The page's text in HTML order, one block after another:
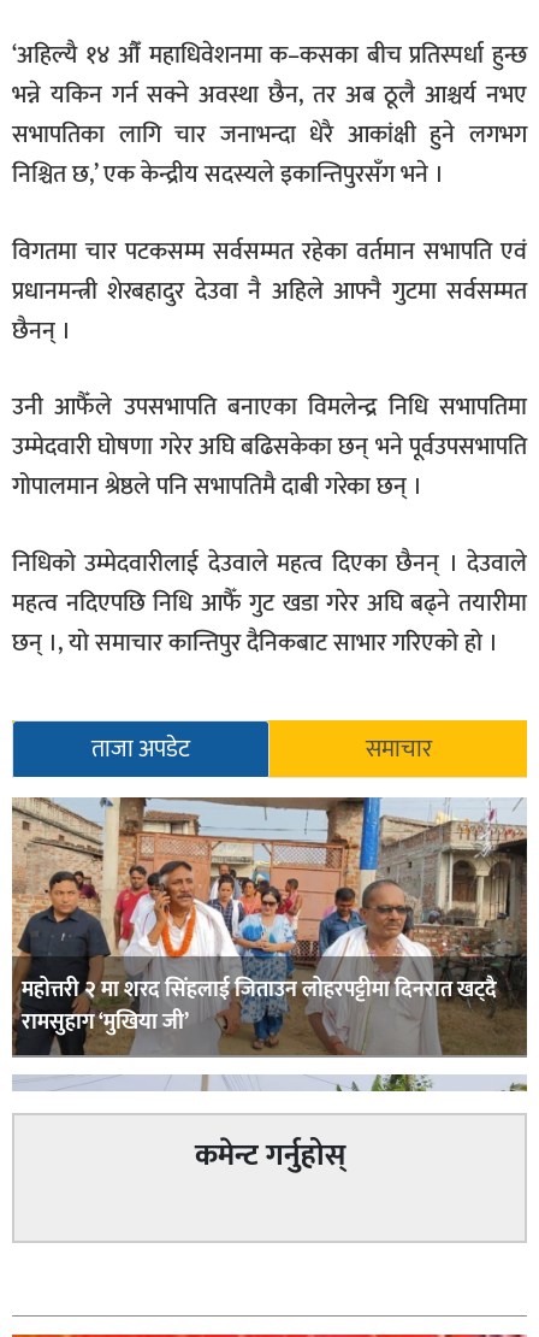
शिक्षा
विचार
स्वास्थ्य
‘अहिल्यै १४ औँ महाधिवेशनमा क–कसका बीच प्रतिस्पर्धा हुन्छ
भन्ने यकिन गर्न सक्ने अवस्था छैन, तर अब ठूलै आश्चर्य नभए
सभापतिका लागि चार जनाभन्दा धेरै आकांक्षी हुने लगभग
निश्चित छ,’ एक केन्द्रीय सदस्यले इकान्तिपुरसँग भने ।
विगतमा चार पटकसम्म सर्वसम्मत रहेका वर्तमान सभापति एवं
प्रधानमन्त्री शेरबहादुर देउवा नै अहिले आफ्नै गुटमा सर्वसम्मत
छैनन् ।
उनी आफैँले उपसभापति बनाएका विमलेन्द्र निधि सभापतिमा
उम्मेदवारी घोषणा गरेर अघि बढिसकेका छन् भने पूर्वउपसभापति
गोपालमान श्रेष्ठले पनि सभापतिमै दाबी गरेका छन् ।
निधिको उम्मेदवारीलाई देउवाले महत्व दिएका छैनन् । देउवाले
महत्व नदिएपछि निधि आफैँ गुट खडा गरेर अघि बढ्ने तयारीमा
छन् ।, यो समाचार कान्तिपुर दैनिकबाट साभार गरिएको हो ।
ताजा अपडेट समाचार
महोत्तरी २ मा शरद सिंहलाई जिताउन लोहरपट्टीमा दिनरात खट्दै
रामसुहाग ‘मुखिया जी’
कमेन्ट गर्नुहोस्